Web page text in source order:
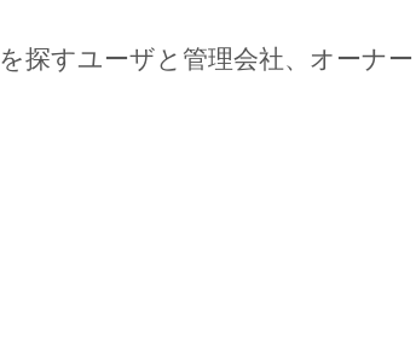
探すユーザと管理会社、オーナ